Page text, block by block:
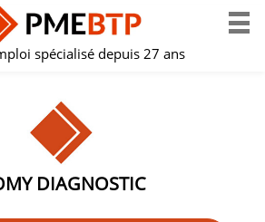
spécialisé depuis 27 ans
DIAGNOSTIC